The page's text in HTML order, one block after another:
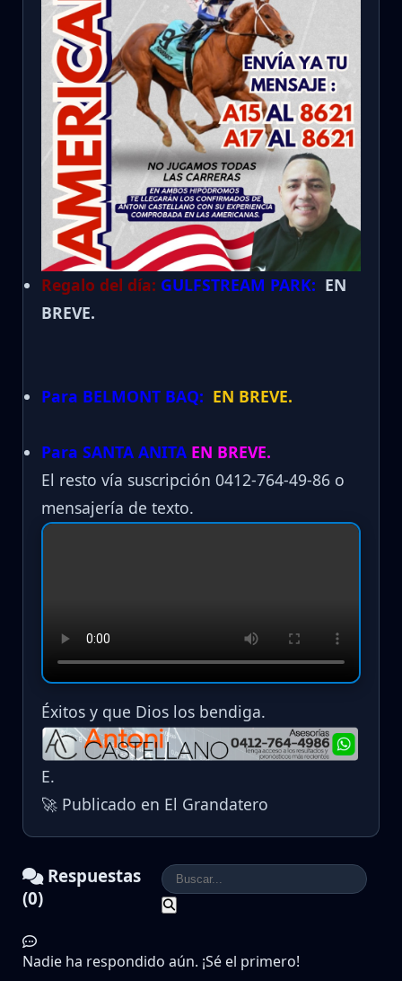
Regalo del día: GULFSTREAM PARK: EN
BREVE.
Para BELMONT BAQ: EN BREVE.
Para SANTA ANITA EN BREVE.
El resto vía suscripción 0412-764-49-86 o
mensajería de texto.
Éxitos y que Dios los bendiga.
E.
🚀 Publicado en El Grandatero
Respuestas
(0)
Nadie ha respondido aún. ¡Sé el primero!